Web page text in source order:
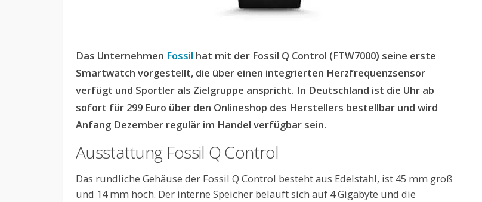
Das Unternehmen Fossil hat mit der Fossil Q Control (FTW7000) seine erste
Smartwatch vorgestellt, die über einen integrierten Herzfrequenzsensor
verfügt und Sportler als Zielgruppe anspricht. In Deutschland ist die Uhr ab
sofort für 299 Euro über den Onlineshop des Herstellers bestellbar und wird
Anfang Dezember regulär im Handel verfügbar sein.
Ausstattung Fossil Q Control
Das rundliche Gehäuse der Fossil Q Control besteht aus Edelstahl, ist 45 mm groß
und 14 mm hoch. Der interne Speicher beläuft sich auf 4 Gigabyte und die